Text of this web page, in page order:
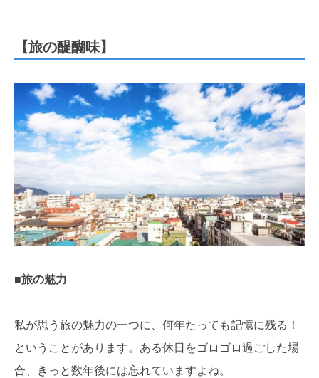
【旅の醍醐味】
■旅の魅力
私が思う旅の魅力の一つに、何年たっても記憶に残る！
ということがあります。ある休日をゴロゴロ過ごした場
合、きっと数年後には忘れていますよね。